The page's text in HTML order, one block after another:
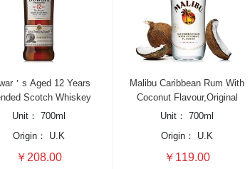
＇s Aged 12 Years
Scotch Whiskey
Unit：
700ml
Origin：
U.K
￥208.00
Malibu Caribbean Rum With
Coconut Flavour,Original
Unit：
700ml
Origin：
U.K
￥119.00